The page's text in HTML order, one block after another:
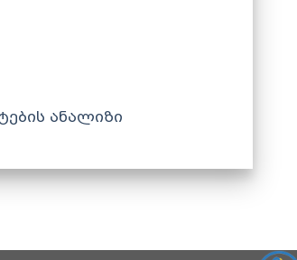
ანალიზი